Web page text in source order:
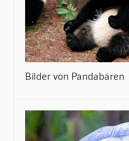
Bilder von Pandabären